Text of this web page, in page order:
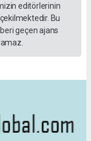
editörlerinin
Bu
geçen ajans